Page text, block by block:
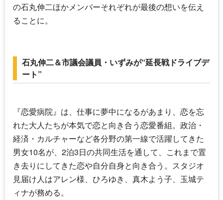
の石丸伸二ほかメンバーそれぞれが最後の想いを伝え
ることに。
石丸伸二＆市議会議員・いずみが“延長戦ドライブデ
ート”
『恋愛病院』は、仕事に夢中になるがあまり、恋を忘
れた大人たちが本気で恋と向き合う恋愛番組。政治・
経済・カルチャーなど各分野の第一線で活躍してきた
男女10名が、2泊3日の共同生活を通して、これまで置
き去りにしてきた恋や自分自身と向き合う。スタジオ
見届け人はアレン様、ひろゆき、真木よう子、玉城テ
ィナが務める。